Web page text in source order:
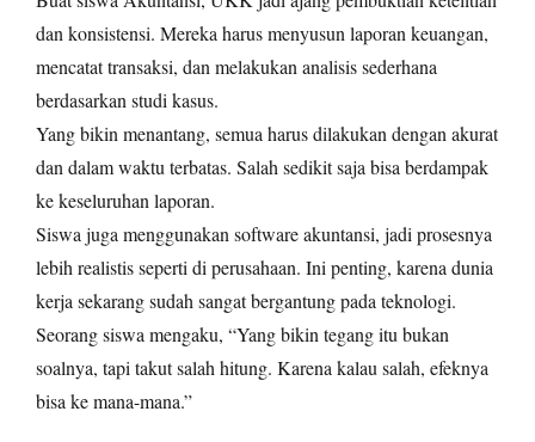
dan konsistensi. Mereka harus menyusun laporan keuangan,
mencatat transaksi, dan melakukan analisis sederhana
berdasarkan studi kasus.
Yang bikin menantang, semua harus dilakukan dengan akurat
dan dalam waktu terbatas. Salah sedikit saja bisa berdampak
ke keseluruhan laporan.
Siswa juga menggunakan software akuntansi, jadi prosesnya
lebih realistis seperti di perusahaan. Ini penting, karena dunia
kerja sekarang sudah sangat bergantung pada teknologi.
Seorang siswa mengaku, “Yang bikin tegang itu bukan
soalnya, tapi takut salah hitung. Karena kalau salah, efeknya
bisa ke mana-mana.”